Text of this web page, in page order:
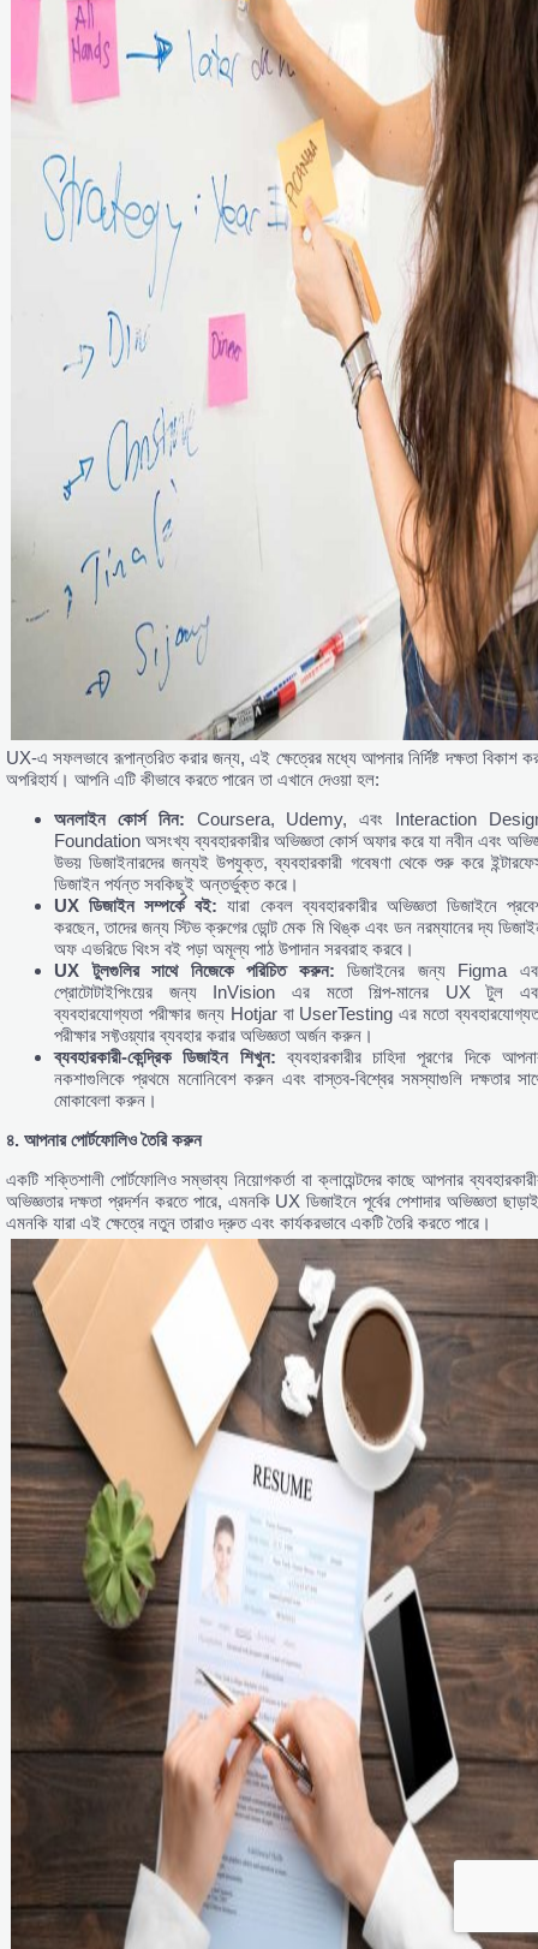
UX-এ সফলভাবে রূপান্তরিত করার জন্য, এই ক্ষেত্রের মধ্যে আপনার নির্দিষ্ট দক্ষতা বিকাশ
অপরিহার্য। আপনি এটি কীভাবে করতে পারেন তা এখানে দেওয়া হল:
অনলাইন কোর্স নিন: Coursera, Udemy, এবং Interaction
Foundation অসংখ্য ব্যবহারকারীর অভিজ্ঞতা কোর্স অফার করে যা নবীন এবং
উভয় ডিজাইনারদের জন্যই উপযুক্ত, ব্যবহারকারী গবেষণা থেকে শুরু করে
ডিজাইন পর্যন্ত সবকিছুই অন্তর্ভুক্ত করে।
UXডিজাইনসম্পর্কেবই: যারা কেবল ব্যবহারকারীর অভিজ্ঞতা ডিজাইনে
করছেন, তাদের জন্য স্টিভ ক্রুগের ডোন্ট মেক মি থিঙ্ক এবং ডন নরম্যানের দ্য
অফ এভরিডে থিংস বই পড়া অমূল্য পাঠ উপাদান সরবরাহ করবে।
UXটুলগুলিরসাথে নিজেকেপরিচিত করুন: ডিজাইনের জন্য Figma
প্রোটোটাইপিংয়ের জন্য InVision এর মতো শিল্প-মানের UX টুল
ব্যবহারযোগ্যতা পরীক্ষার জন্য Hotjar বা UserTesting এর মতো
পরীক্ষার সফ্টওয়্যার ব্যবহার করার অভিজ্ঞতা অর্জন করুন।
ব্যবহারকারী-কেন্দ্রিকডিজাইন শিখুন: ব্যবহারকারীর চাহিদা পূরণের দিকে
নকশাগুলিকে প্রথমে মনোনিবেশ করুন এবং বাস্তব-বিশ্বের সমস্যাগুলি দক্ষতার
মোকাবেলা করুন।
৪. আপনারপোর্টফোলিওতৈরিকরুন
একটি শক্তিশালী পোর্টফোলিও সম্ভাব্য নিয়োগকর্তা বা ক্লায়েন্টদের কাছে আপনার
অভিজ্ঞতার দক্ষতা প্রদর্শন করতে পারে, এমনকি UX ডিজাইনে পূর্বের পেশাদার অভিজ্ঞতা
এমনকি যারা এই ক্ষেত্রে নতুন তারাও দ্রুত এবং কার্যকরভাবে একটি তৈরি করতে পারে।